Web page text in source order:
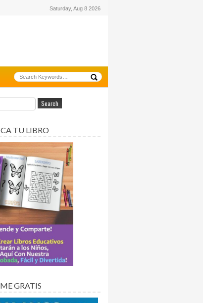
Saturday, Aug 8 2026
TU LIBRO
GRATIS